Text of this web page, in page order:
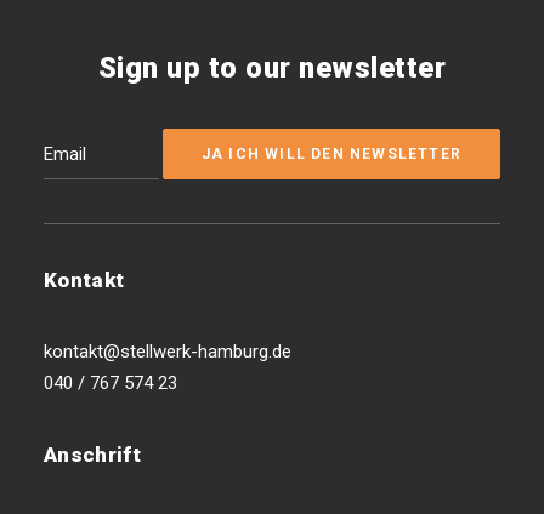
Sign up to our newsletter
Kontakt
kontakt@stellwerk-hamburg.de
040 / 767 574 23
Anschrift